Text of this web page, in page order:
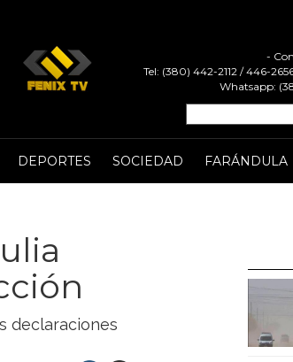
-
Tel: (380) 442-2112 / 446-
Whatsapp:
DEPORTES SOCIEDAD FARÁNDULA
declaraciones